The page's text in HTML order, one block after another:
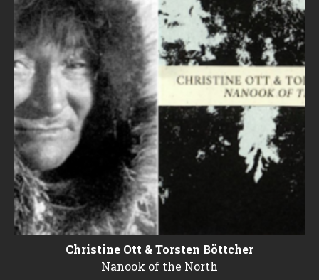
Christine Ott & Torsten Böttcher
Nanook of the North